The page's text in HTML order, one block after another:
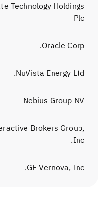
Technology Holdings
Plc
Oracle Corp.
NuVista Energy Ltd.
Nebius Group NV
Brokers Group,
Inc.
GE Vernova, Inc.